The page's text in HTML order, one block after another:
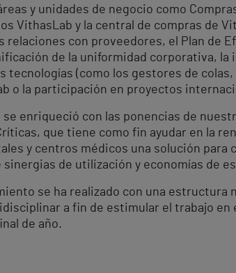
y unidades de negocio como
VithasLab y la central de compras de
relaciones con proveedores, el Plan de
de la uniformidad corporativa,
tecnologías (como los gestores de colas,
o la participación en proyectos
se enriqueció con las ponencias de
que tiene como fin ayudar en la
y centros médicos una solución
de utilización y economías de
se ha realizado con una
a fin de estimular el trabajo
de año.